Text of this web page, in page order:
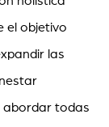
el objetivo
las
abordar todas